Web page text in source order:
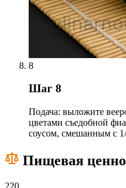
8
Шаг 8
Подача: выложите
цветами съедобной
соусом, смешанным с
Пищевая
220